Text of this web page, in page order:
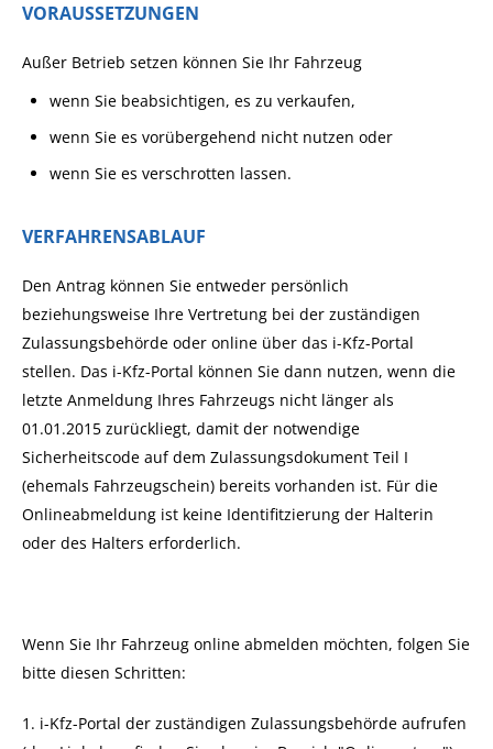
VORAUSSETZUNGEN
Außer Betrieb setzen können Sie Ihr Fahrzeug
wenn Sie beabsichtigen, es zu verkaufen,
wenn Sie es vorübergehend nicht nutzen oder
wenn Sie es verschrotten lassen.
VERFAHRENSABLAUF
Den Antrag können Sie entweder persönlich
beziehungsweise Ihre Vertretung bei der zuständigen
Zulassungsbehörde oder online über das i-Kfz-Portal
stellen. Das i-Kfz-Portal können Sie dann nutzen, wenn die
letzte Anmeldung Ihres Fahrzeugs nicht länger als
01.01.2015 zurückliegt, damit der notwendige
Sicherheitscode auf dem Zulassungsdokument Teil I
(ehemals Fahrzeugschein) bereits vorhanden ist. Für die
Onlineabmeldung ist keine Identifitzierung der Halterin
oder des Halters erforderlich.
Wenn Sie Ihr Fahrzeug online abmelden möchten, folgen Sie
bitte diesen Schritten:
1. i-Kfz-Portal der zuständigen Zulassungsbehörde aufrufen